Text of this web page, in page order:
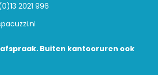
2021 996
Buiten kantooruren ook